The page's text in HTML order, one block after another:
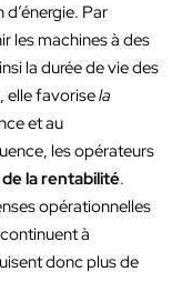
Par
les machines à des
la durée de vie des
elle favorisela
et au
les opérateurs
la rentabilité.
opérationnelles
à
donc plus de